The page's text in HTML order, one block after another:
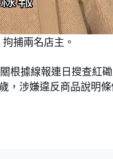
捕兩名店主。
根據線報連日搜查紅
，涉嫌違反商品說明條